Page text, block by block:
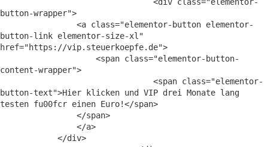
button-wrapper">
button-link elementor-size-xl"
href="https://vip.steuerkoepfe.de">
content-wrapper">
button-text">Hier klicken und VIP drei Monate lang
testen fu00fcr einen Euro!</span>